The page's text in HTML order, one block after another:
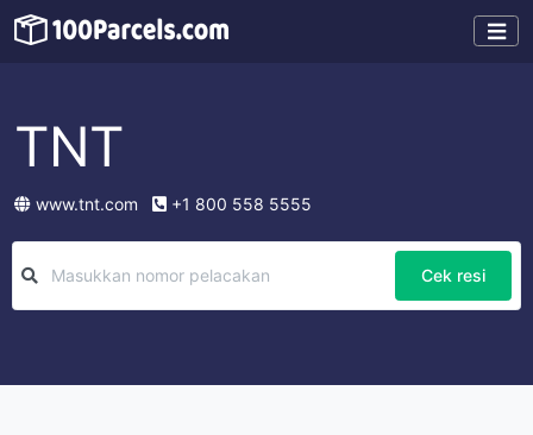
TNT
www.tnt.com +1 800 558 5555
Cek resi